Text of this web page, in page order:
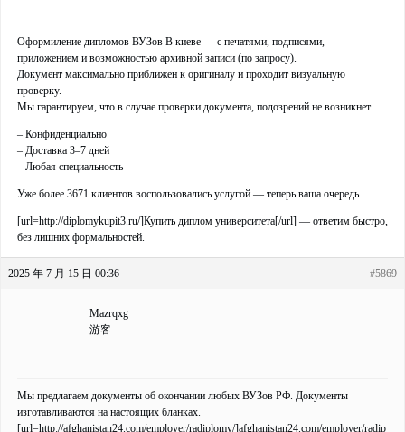
Оформиление дипломов ВУЗов В киеве — с печатями, подписями,
приложением и возможностью архивной записи (по запросу).
Документ максимально приближен к оригиналу и проходит визуальную
проверку.
Мы гарантируем, что в случае проверки документа, подозрений не возникнет.
– Конфиденциально
– Доставка 3–7 дней
– Любая специальность
Уже более 3671 клиентов воспользовались услугой — теперь ваша очередь.
[url=http://diplomykupit3.ru/]Купить диплом университета[/url] — ответим быстро,
без лишних формальностей.
2025 年 7 月 15 日 00:36 #5869
Mazrqxg
游客
Мы предлагаем документы об окончании любых ВУЗов РФ. Документы
изготавливаются на настоящих бланках.
[url=http://afghanistan24.com/employer/radiplomy/]afghanistan24.com/employer/radip